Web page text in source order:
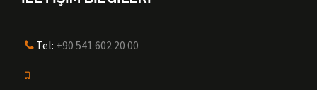
Tel: +90 541 602 20 00